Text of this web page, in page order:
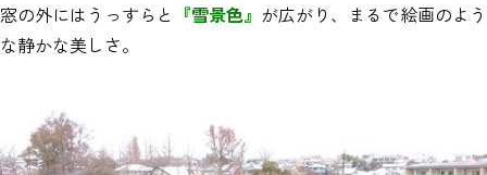
窓の外にはうっすらと 『雪景色』 が広がり、まるで絵画のよう
な静かな美しさ。